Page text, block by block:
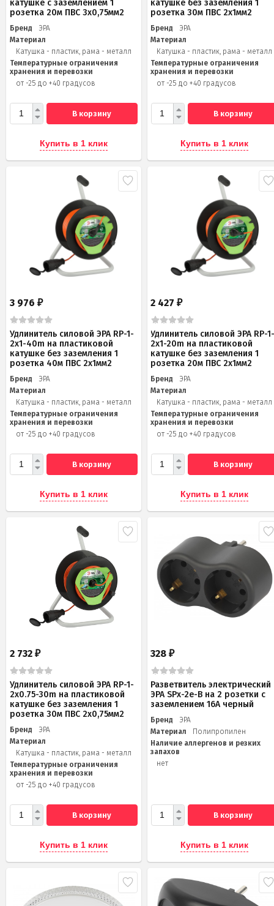
катушке c заземлением 1
розетка 20м ПВС 3х0,75мм2
Бренд
ЭРА
Материал
Катушка - пластик, рама - металл
Температурные ограничения
хранения и перевозки
от -25 до +40 градусов
В корзину
Купить в 1 клик
катушке без заземления 1
розетка 30м ПВС 2x1мм2
Бренд
ЭРА
Материал
Катушка - пластик, рама - металл
Температурные ограничения
хранения и перевозки
от -25 до +40 градусов
В корзину
Купить в 1 клик
3 976 ₽
Удлинитель силовой ЭРА RP-1-
2x1-40m на пластиковой
катушке без заземления 1
розетка 40м ПВС 2x1мм2
Бренд
ЭРА
Материал
Катушка - пластик, рама - металл
Температурные ограничения
хранения и перевозки
от -25 до +40 градусов
В корзину
Купить в 1 клик
2 427₽
Удлинитель силовой ЭРА RP-
2x1-20m на пластиковой
катушке без заземления 1
розетка 20м ПВС 2х1мм2
Бренд
ЭРА
Материал
Катушка - пластик, рама - металл
Температурные ограничения
хранения и перевозки
от -25 до +40 градусов
В корзину
Купить в 1 клик
2 732 ₽
Удлинитель силовой ЭРА RP-1-
2x0.75-30m на пластиковой
катушке без заземления 1
розетка 30м ПВС 2х0,75мм2
Бренд
ЭРА
Материал
Катушка - пластик, рама - металл
Температурные ограничения
хранения и перевозки
от -25 до +40 градусов
В корзину
Купить в 1 клик
328₽
Разветвитель электрический
ЭРА SPx-2e-B на 2 розетки с
заземлением 16А черный
Бренд
ЭРА
Материал
Полипропилен
Наличие аллергенов и резких
запахов
нет
В корзину
Купить в 1 клик